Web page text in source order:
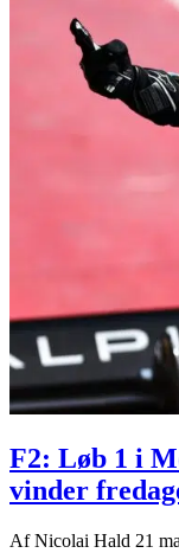
F2: Løb 1 i
vinder
AfNicolai Hald 21